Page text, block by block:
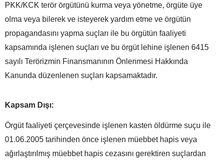
PKK/KCK terör örgütünü kurma veya yönetme, örgüte üye
olma veya bilerek ve isteyerek yardım etme ve örgütün
propagandasını yapma suçları ile bu örgütün faaliyeti
kapsamında işlenen suçları ve bu örgüt lehine işlenen 6415
sayılı Terörizmin Finansmanının Önlenmesi Hakkında
Kanunda düzenlenen suçları kapsamaktadır.
Kapsam Dışı:
Örgüt faaliyeti çerçevesinde işlenen kasten öldürme suçu ile
01.06.2005 tarihinden önce işlenen müebbet hapis veya
ağırlaştırılmış müebbet hapis cezasını gerektiren suçlardan